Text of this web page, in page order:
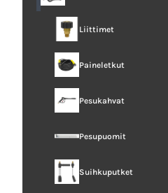
Liittimet
Paineletkut
Pesukahvat
Pesupuomit
Suihkuputket